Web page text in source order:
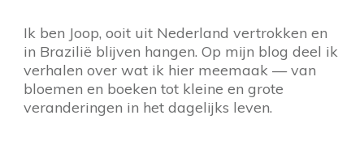
Ik ben Joop, ooit uit Nederland vertrokken en
in Brazilië blijven hangen. Op mijn blog deel ik
verhalen over wat ik hier meemaak — van
bloemen en boeken tot kleine en grote
veranderingen in het dagelijks leven.